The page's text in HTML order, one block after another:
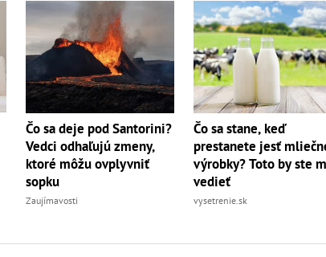
Čo sa deje pod Santorini?
Vedci odhaľujú zmeny,
ktoré môžu ovplyvniť
sopku
Zaujímavosti
Čo sa stane, keď
prestanete jesť
výrobky? Toto by ste
vedieť
vysetrenie.sk